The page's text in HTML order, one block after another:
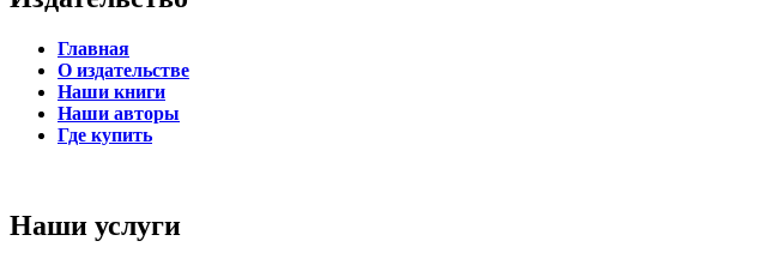
Главная
О издательстве
Наши книги
Наши авторы
Где купить
Наши услуги